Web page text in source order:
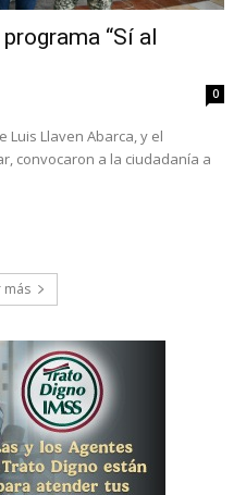
“Sí al
0
Luis Llaven Abarca, y el
convocaron a la ciudadanía a
más